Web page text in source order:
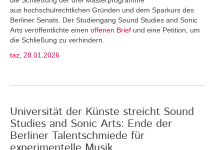
aus hochschulrechtlichen Gründen und dem Sparkurs des
Berliner Senats. Der Studiengang Sound Studies and Sonic
Arts veröffentlichte einen offenen Brief und eine Petition, um
die Schließung zu verhindern.
taz, 28.01.2026
Universität der Künste streicht Sound
Studies and Sonic Arts: Ende der
Berliner Talentschmiede für